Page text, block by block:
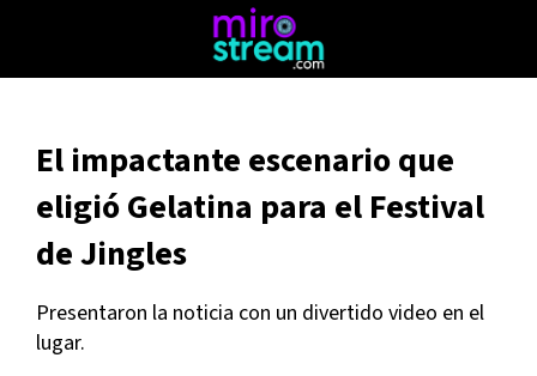
El impactante escenario que
eligió Gelatina para el Festival
de Jingles
Presentaron la noticia con un divertido video en el
lugar.